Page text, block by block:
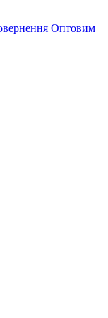
Оптовим